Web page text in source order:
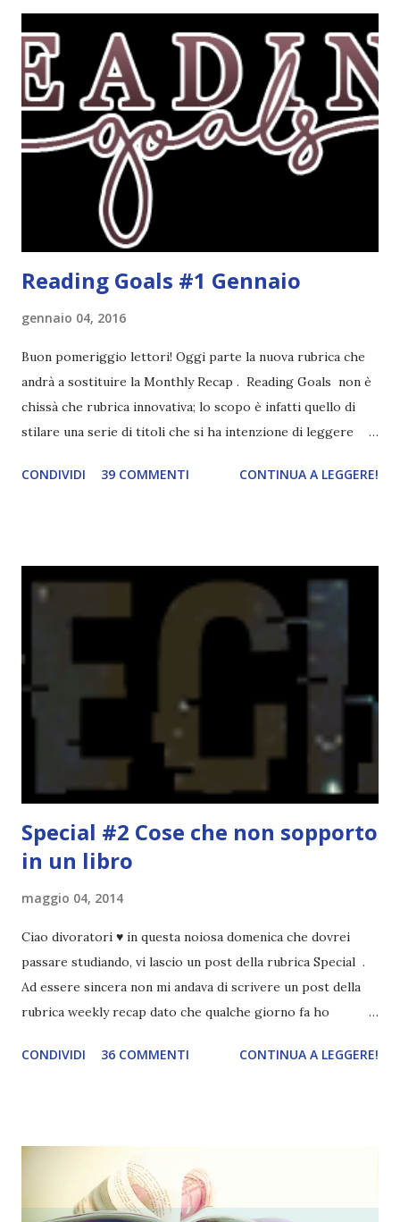
riguarda i suoi romanzi thriller. Per il momento sono
troppo fissata con questo genere ma ho letto pochi libri
thriller e vorrei davvero iniziarne qualcuno. Attraverso il
fuoco - Josephine Angeline \\ 19 settembre. Qualsiasi
libro cita anche soltanto "Salem" deve essere
assolutamente mio. Sono affascinata dalla storia delle
streghe di Salem e se oltre alle streghe aggiungiamo
mondi paralleli e gemelle malefiche, la mia curiosità monta
Reading Goals #1 Gennaio
gennaio 04, 2016
Buon pomeriggio lettori! Oggi parte la nuova rubrica che
andrà a sostituire la Monthly Recap . Reading Goals non è
chissà che rubrica innovativa; lo scopo è infatti quello di
stilare una serie di titoli che si ha intenzione di leggere
una rubrica per tenere sotto controllo le reading
spaziare con i generi letterari e non limitarmi al fantasy.
Per farvi un esempio nel 2015 mi sembra di aver letto
troppi libri impegnativi e davvero pochi libri "leggeri", il
che non è sempre un bene. Credo che sia stata la principale
causa per il mio calo di letture. Comunque, ogni mese -
nessun giorno fisso, però - pubblicherò questo post.
Spero che la rubrica sia di vostro gradimento. GENNAIO
TBR+OBIETTIVI Questa è la mia tbr del mese...
CONDIVIDI 39 COMMENTI CONTINUA A LEGGERE!
Special #2 Cose che non sopporto
in un libro
maggio 04, 2014
Ciao divoratori ♥ in questa noiosa domenica che dovrei
passare studiando, vi lascio un post della rubrica Special .
Ad essere sincera non mi andava di scrivere un post della
rubrica weekly recap dato che qualche giorno fa ho
troppo creare un nuovo banner xD Nella puntata di oggi vi
di dire in un libro? Ad esempio, i capelli arruffati . TUTTI I
RAGAZZI nei libri hanno i capelli arruffati. Vabbè, c'è crisi, il
pettine costa. Dovrei regalarglielo io uno. O magari del gel.
CONDIVIDI 36 COMMENTI CONTINUA A LEGGERE!